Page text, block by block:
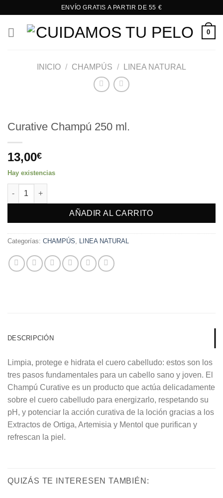
contenido
ENVÍO GRATIS A PARTIR DE 55 €
0
INICIO / CHAMPÚS / LINEA NATURAL
Curative Champú 250 ml.
13,00€
Hay existencias
Curative Champú 250 ml. cantidad
AÑADIR AL CARRITO
Categorías: CHAMPÚS LINEA NATURAL
DESCRIPCIÓN
Limpia, protege e hidrata el cuero cabelludo: estos son los
tres pasos fundamentales para un cabello sano y joven. El
Champú Curative es un producto que actúa delicadamente
sobre el cuero cabelludo para energizarlo, respetando su
pH, y potenciar la acción curativa de la loción gracias a los
Extractos de Ortiga, Artemisia y Mentol que purifican y
refrescan la piel.
QUIZÁS TE INTERESEN TAMBIÉN: